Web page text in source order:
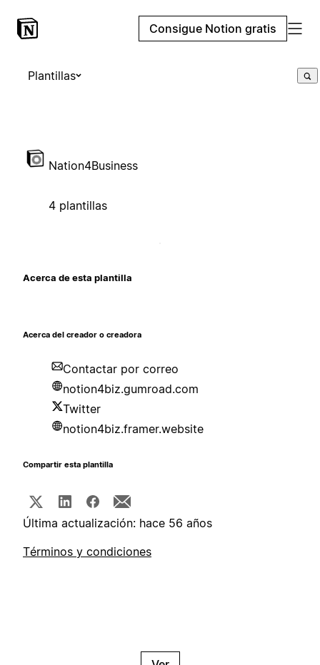
Consigue Notion gratis
Plantillas
Nation4Business
4 plantillas
Acerca de esta plantilla
Acerca del creador o creadora
Contactar por correo
notion4biz.gumroad.com
Twitter
notion4biz.framer.website
Compartir esta plantilla
Última actualización: hace 56 años
Términos y condiciones